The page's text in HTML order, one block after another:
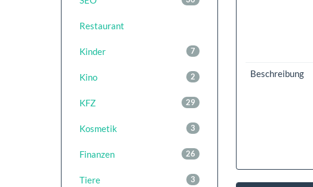
Restaurant
7
Kinder
2
Kino
29
KFZ
3
Kosmetik
26
Finanzen
3
Tiere
Beschreibung